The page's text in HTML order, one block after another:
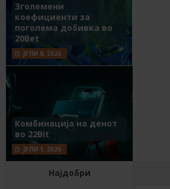
Зголемени
коефициенти за
поголема добивка во
20Bet
ЈУЛИ 8, 2026
Комбинација на денот
во 22Bit
ЈУЛИ 1, 2026
Најдобри